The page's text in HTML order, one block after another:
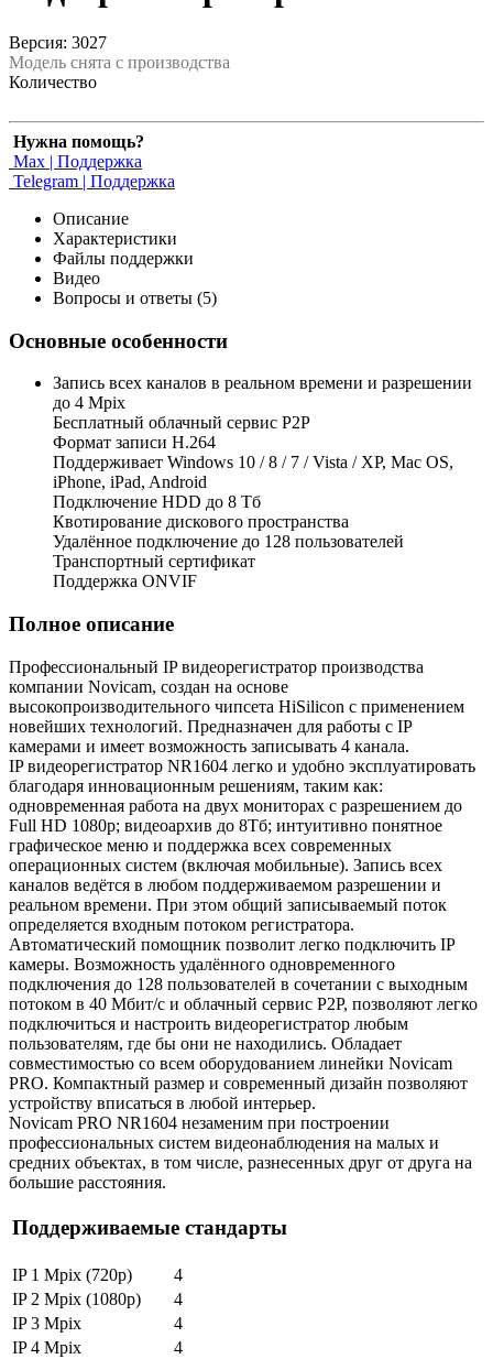
Версия: 3027
Модель снята с производства
Количество
Нужна помощь?
Max | Поддержка
Telegram | Поддержка
Описание
Характеристики
Файлы поддержки
Видео
Вопросы и ответы (5)
Основные особенности
Запись всех каналов в реальном времени и разрешении
до 4 Mpix
Бесплатный облачный сервис Р2Р
Формат записи H.264
Поддерживает Windows 10 / 8 / 7 / Vista / XP, Mac OS,
iPhone, iPad, Android
Подключение HDD до 8 Тб
Квотирование дискового пространства
Удалённое подключение до 128 пользователей
Транспортный сертификат
Поддержка ONVIF
Полное описание
Профессиональный IP видеорегистратор производства
компании Novicam, создан на основе
высокопроизводительного чипсета HiSilicon с применением
новейших технологий. Предназначен для работы с IP
камерами и имеет возможность записывать 4 канала.
IP видеорегистратор NR1604 легко и удобно эксплуатировать
благодаря инновационным решениям, таким как:
одновременная работа на двух мониторах с разрешением до
Full HD 1080p; видеоархив до 8Тб; интуитивно понятное
графическое меню и поддержка всех современных
операционных систем (включая мобильные). Запись всех
каналов ведётся в любом поддерживаемом разрешении и
реальном времени. При этом общий записываемый поток
определяется входным потоком регистратора.
Автоматический помощник позволит легко подключить IP
камеры. Возможность удалённого одновременного
подключения до 128 пользователей в сочетании с выходным
потоком в 40 Мбит/с и облачный сервис P2P, позволяют легко
подключиться и настроить видеорегистратор любым
пользователям, где бы они не находились. Обладает
совместимостью со всем оборудованием линейки Novicam
PRO. Компактный размер и современный дизайн позволяют
устройству вписаться в любой интерьер.
Novicam PRO NR1604 незаменим при построении
профессиональных систем видеонаблюдения на малых и
средних объектах, в том числе, разнесенных друг от друга на
большие расстояния.
Поддерживаемые стандарты
IP 1 Mpix (720p)
4
IP 2 Mpix (1080p)
4
IP 3 Mpix
4
IP 4 Mpix
4